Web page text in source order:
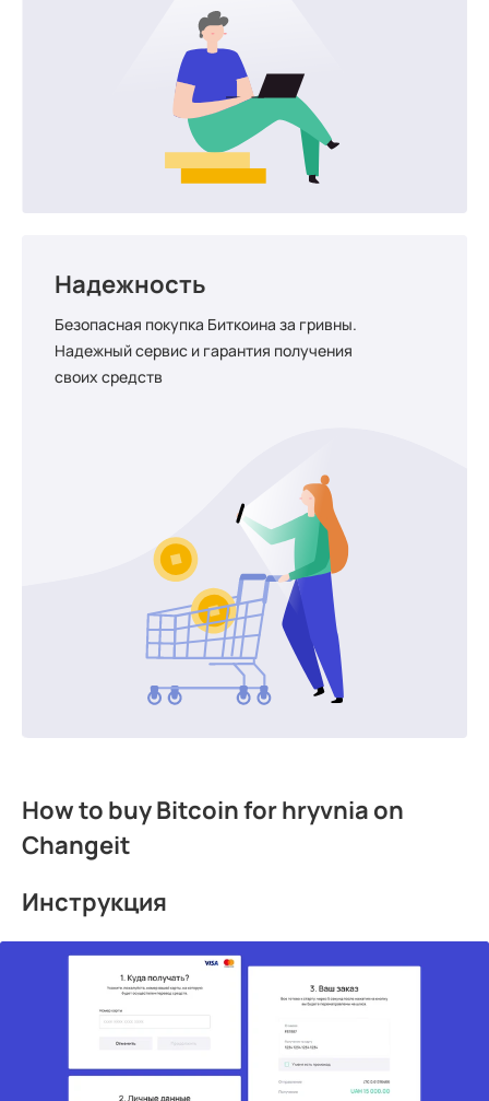
Надежность
Безопасная покупка Биткоина за гривны.
Надежный сервис и гарантия получения
своих средств
How to buy Bitcoin for hryvnia on
Changeit
Инструкция